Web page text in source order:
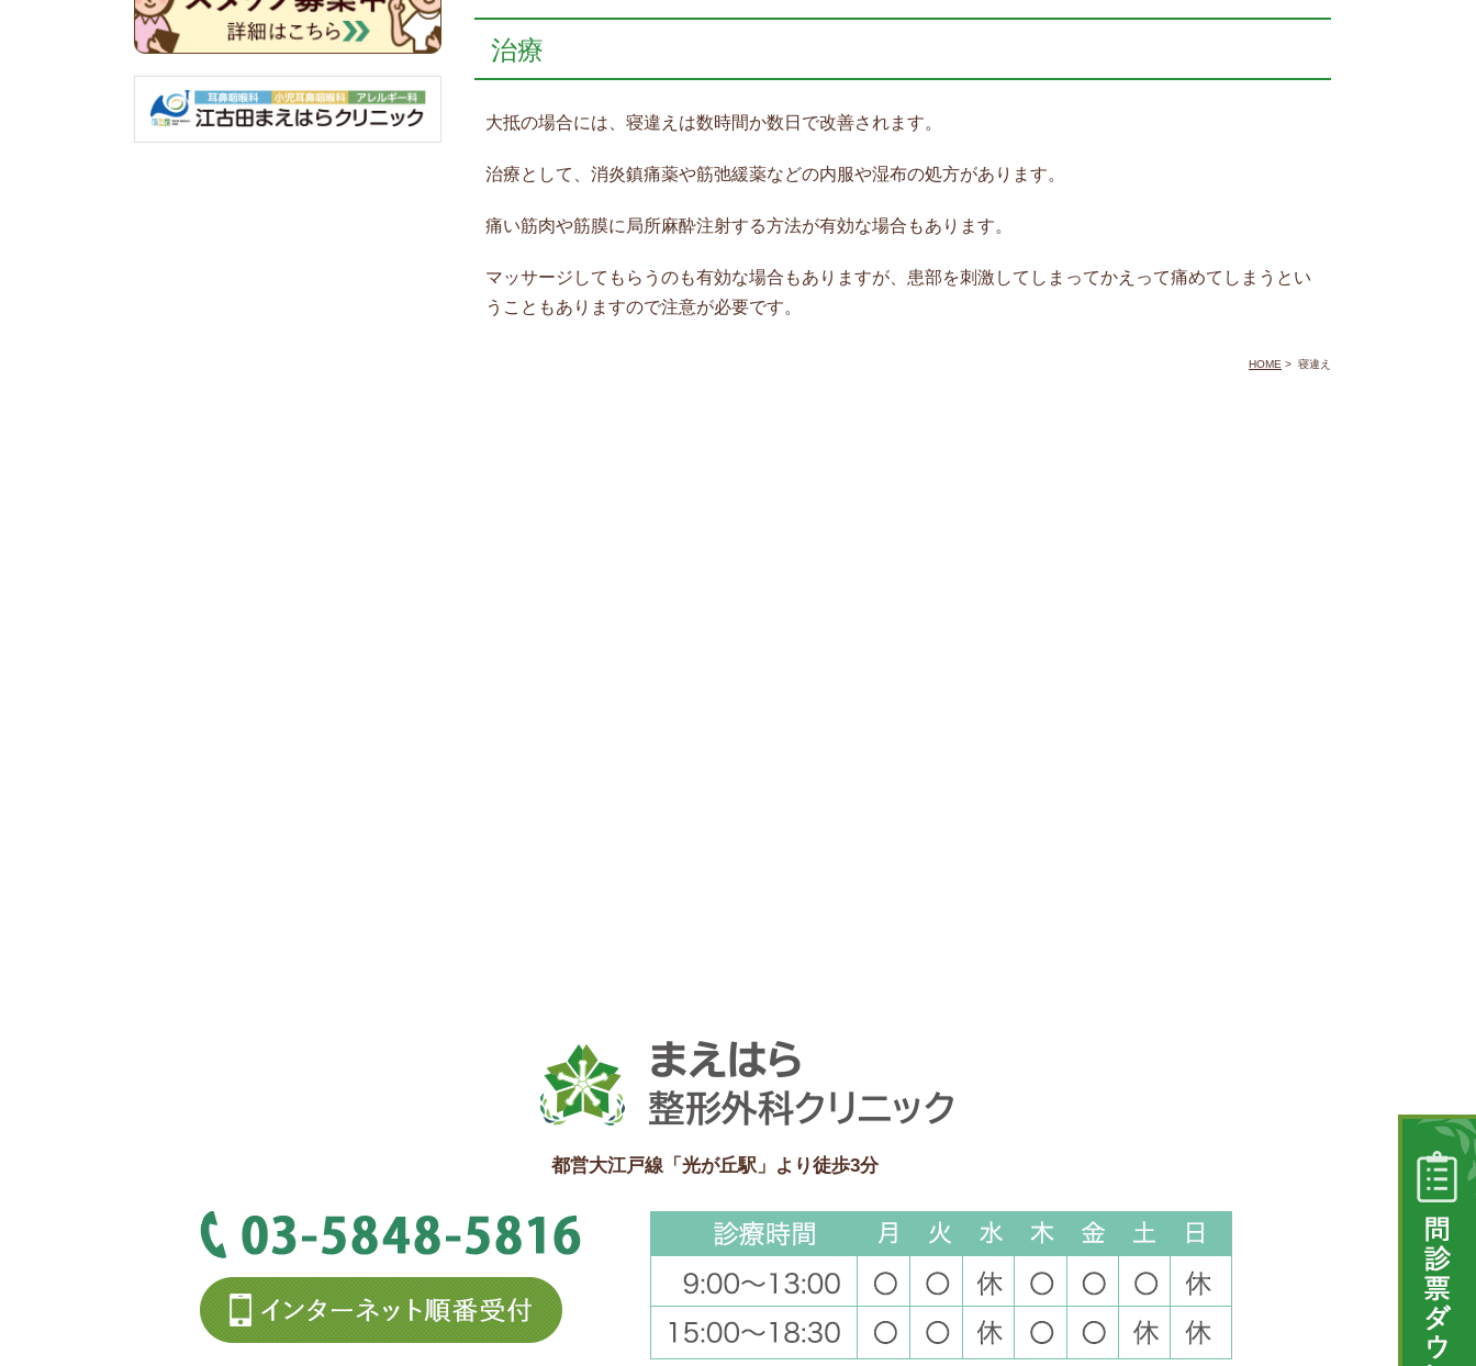
治療
大抵の場合には、寝違えは数時間か数日で改善されます。
治療として、消炎鎮痛薬や筋弛緩薬などの内服や湿布の処方があります。
痛い筋肉や筋膜に局所麻酔注射する方法が有効な場合もあります。
マッサージしてもらうのも有効な場合もありますが、患部を刺激してしまってかえって痛めてしまうとい
うこともありますので注意が必要です。
HOME > 寝違え
都営大江戸線「光が丘駅」より徒歩3分